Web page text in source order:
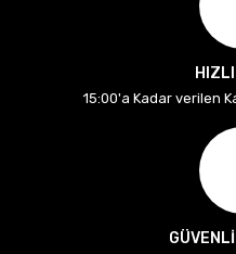
15:00'a Kadar verilen